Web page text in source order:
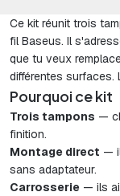
Ce kit réunit trois
fil Baseus. Il
que tu veux
différentes
Pourquoi ce kit
Trois tampons —
finition.
Montage direct —
sans adaptateur.
Carrosserie — ils